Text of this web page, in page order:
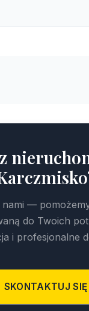
nami —
do Twoich
i profesjonalne
SKONTAKTUJ SIĘ